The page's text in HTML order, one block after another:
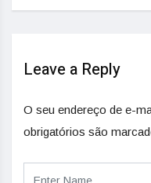
Leave a Reply
O seu endereço de e-
obrigatórios são